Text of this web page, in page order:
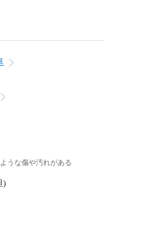
うな傷や汚れがある
)